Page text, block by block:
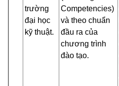
trường
đại học
kỹ thuật.
Competencies)
và theo chuẩn
đầu ra của
chương trình
đào tạo.